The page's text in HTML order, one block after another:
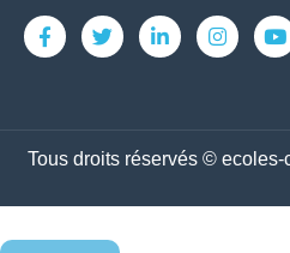
Tous droits réservés ©